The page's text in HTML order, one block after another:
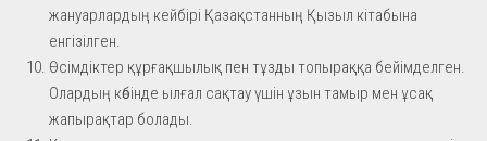
жануарлардың кейбірі Қазақстанның Қызыл кітабына
енгізілген.
Өсімдіктер құрғақшылық пен тұзды топыраққа бейімделген.
Олардың көбінде ылғал сақтау үшін ұзын тамыр мен ұсақ
жапырақтар болады.